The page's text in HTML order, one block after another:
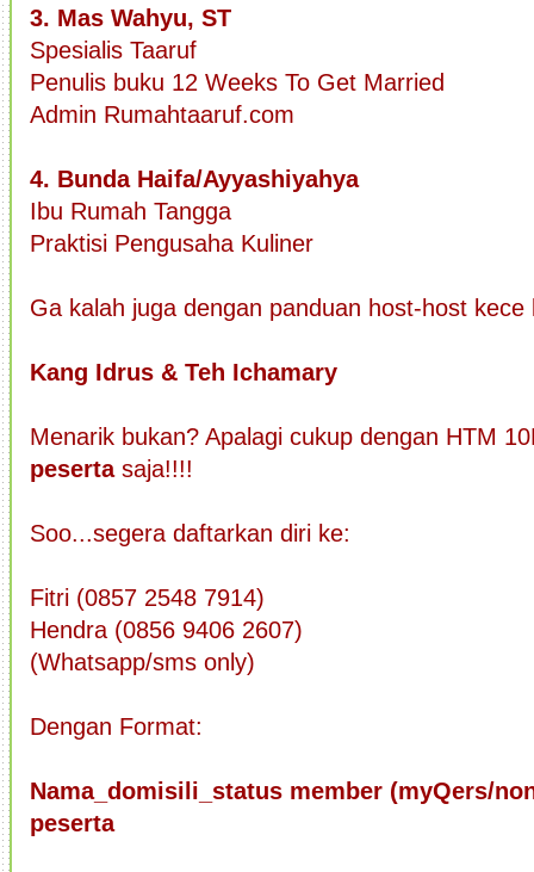
3. Mas Wahyu, ST
Spesialis Taaruf
Penulis buku 12 Weeks To Get Married
Admin Rumahtaaruf.com
4. Bunda Haifa/Ayyashiyahya
Ibu Rumah Tangga
Praktisi Pengusaha Kuliner
Ga kalah juga dengan panduan host-host kece
Kang Idrus & Teh Ichamary
Menarik bukan? Apalagi cukup dengan HTM
pesertasaja!!!!
Soo...segera daftarkan diri ke:
Fitri (0857 2548 7914)
Hendra (0856 9406 2607)
(Whatsapp/sms only)
Dengan Format:
Nama_domisili_status member (myQers/
peserta